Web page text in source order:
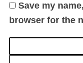
Save my
browser for the